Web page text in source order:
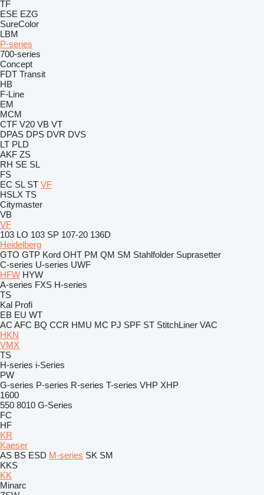
TF
ESE EZG
SureColor
LBM
P-series
700-series
Concept
FDT Transit
HB
F-Line
EM
MCM
CTF V20 VB VT
DPAS DPS DVR DVS
LT PLD
AKF ZS
RH SE SL
FS
EC SL ST VF
HSLX TS
Citymaster
VB
VF
103 LO 103 SP 107-20 136D
Heidelberg
GTO GTP Kord OHT PM QM SM Stahlfolder Suprasetter
C-series U-series UWF
HFW HYW
A-series FXS H-series
TS
Kal Profi
EB EU WT
AC AFC BQ CCR HMU MC PJ SPF ST StitchLiner VAC
HKN
VMX
TS
H-series i-Series
PW
G-series P-series R-series T-series VHP XHP
1600
550 8010 G-Series
FC
HF
KR
Kaeser
AS BS ESD M-series SK SM
KKS
KK
Minarc